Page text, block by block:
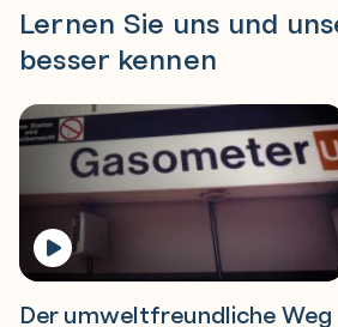
Lernen Sie uns und
besser kennen
Der umweltfreundliche Weg